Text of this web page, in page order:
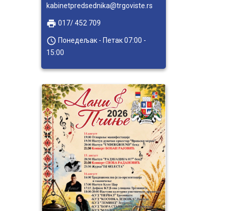
kabinetpredsednika@trgoviste.rs
local_printshop 017/ 452 709
access_time Понедељак - Петак 07:00 -
15:00